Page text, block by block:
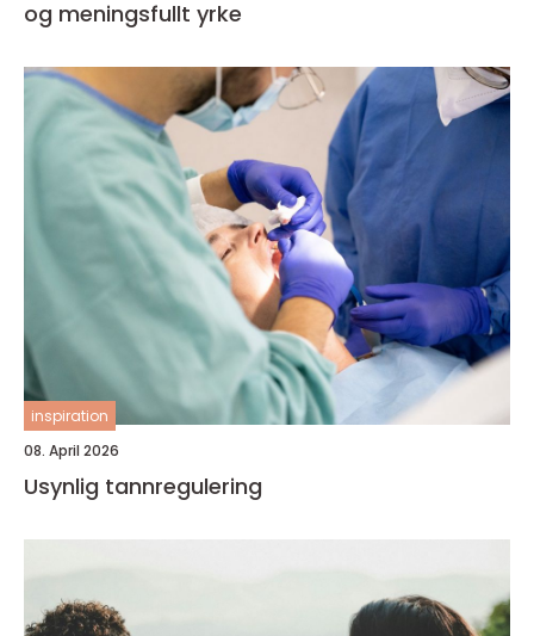
og meningsfullt yrke
inspiration
08. April 2026
Usynlig tannregulering